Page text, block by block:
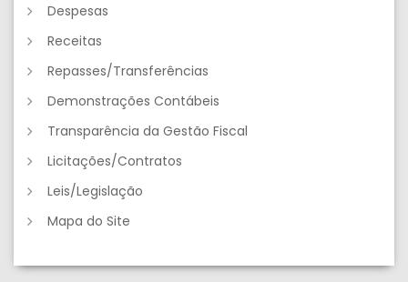
Despesas
Receitas
Repasses/Transferências
Demonstrações Contábeis
Transparência da Gestão Fiscal
Licitações/Contratos
Leis/Legislação
Mapa do Site